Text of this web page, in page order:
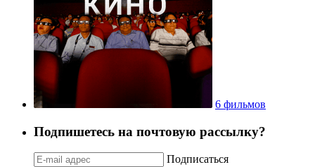
6 фильмов
Подпишетесь на почтовую рассылку?
Подписаться